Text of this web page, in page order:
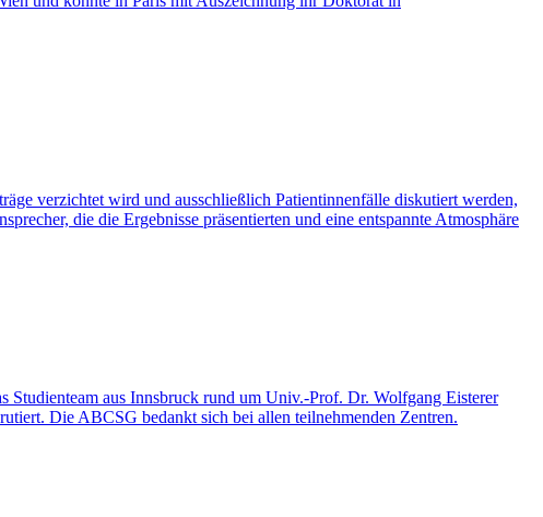
verzichtet wird und ausschließlich Patientinnenfälle diskutiert werden,
die die Ergebnisse präsentierten und eine entspannte Atmosphäre
Studienteam aus Innsbruck rund um Univ.-Prof. Dr. Wolfgang Eisterer
Die ABCSG bedankt sich bei allen teilnehmenden Zentren.